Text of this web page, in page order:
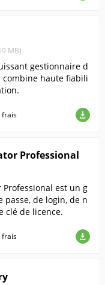
MB)
gestionnaire d
combine haute fiabili
frais
Professional
Professional est un g
de login, de n
clé de licence.
frais